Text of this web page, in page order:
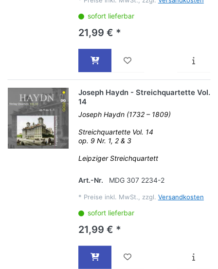
sofort lieferbar
21,99 € *
Joseph Haydn - Streichquartette Vol.
14
Joseph Haydn (1732 – 1809)
Streichquartette Vol. 14
op. 9 Nr. 1, 2 & 3
Leipziger Streichquartett
Art.-Nr. MDG 307 2234-2
* Preise inkl. MwSt., zzgl. Versandkosten
sofort lieferbar
21,99 € *